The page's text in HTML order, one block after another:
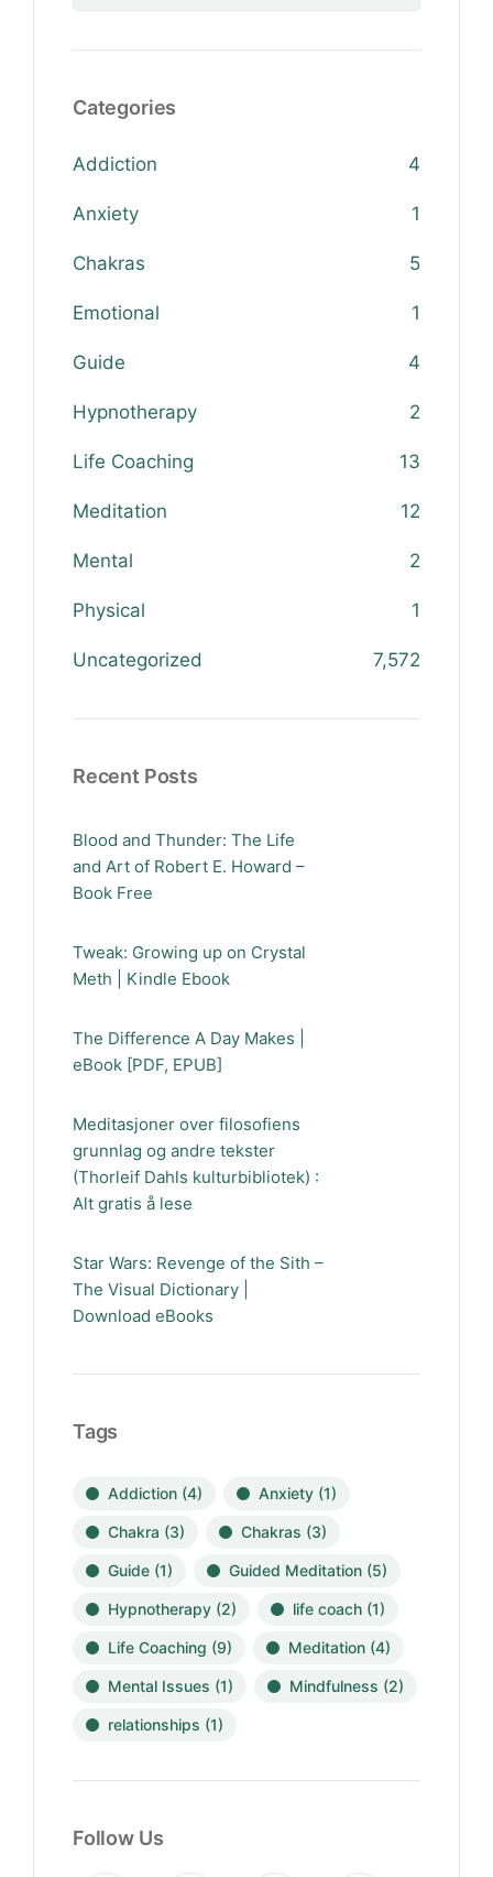
Categories
Addiction 4
Anxiety 1
Chakras 5
Emotional 1
Guide 4
Hypnotherapy 2
Life Coaching 13
Meditation 12
Mental 2
Physical 1
Uncategorized 7,572
Recent Posts
Blood and Thunder: The Life
and Art of Robert E. Howard –
Book Free
Tweak: Growing up on Crystal
Meth | Kindle Ebook
The Difference A Day Makes |
eBook [PDF, EPUB]
Meditasjoner over filosofiens
grunnlag og andre tekster
(Thorleif Dahls kulturbibliotek) :
Alt gratis å lese
Star Wars: Revenge of the Sith –
The Visual Dictionary |
Download eBooks
Tags
Addiction (4) Anxiety (1)
Chakra (3) Chakras (3)
Guide (1) Guided Meditation (5)
Hypnotherapy (2) life coach (1)
Life Coaching (9) Meditation (4)
Mental Issues (1) Mindfulness (2)
relationships (1)
Follow Us